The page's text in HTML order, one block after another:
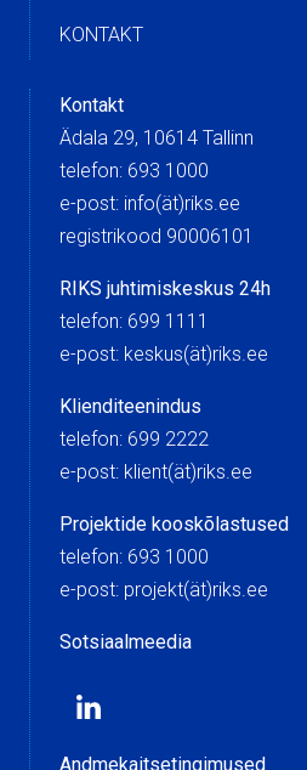
KONTAKT
Kontakt
Ädala 29, 10614 Tallinn
telefon: 693 1000
e-post: info(ät)riks.ee
registrikood 90006101
RIKS juhtimiskeskus 24h
telefon: 699 1111
e-post: keskus(ät)riks.ee
Klienditeenindus
telefon: 699 2222
e-post: klient(ät)riks.ee
Projektide kooskõlastused
telefon: 693 1000
e-post: projekt(ät)riks.ee
Sotsiaalmeedia
Andmekaitsetingimused